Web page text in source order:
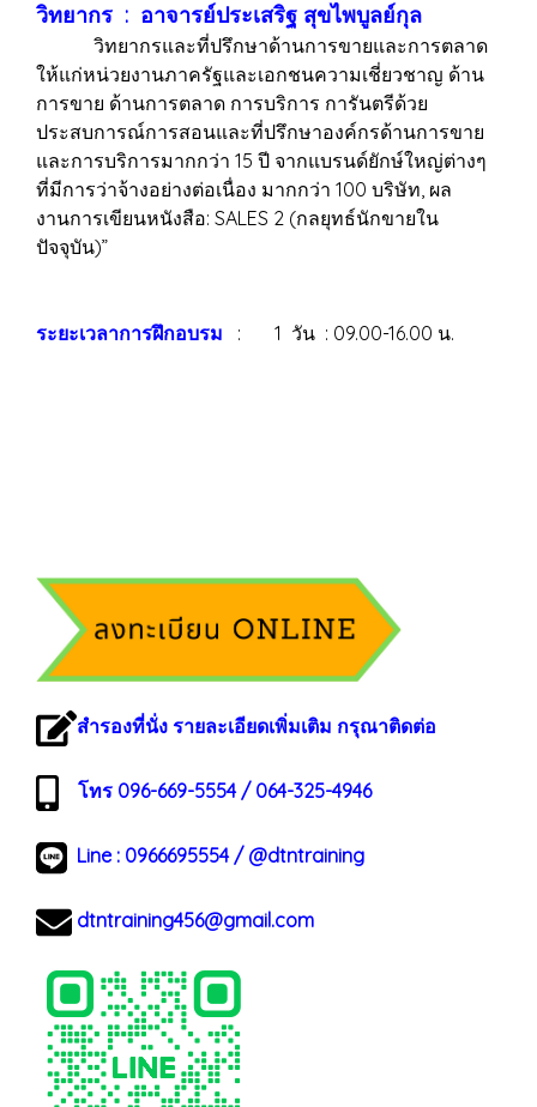
วิทยากร : อาจารย์ประเสริฐ สุขไพบูลย์กุล
วิทยากรและที่ปรึกษาด้านการขายและการตลาด
ให้แก่หน่วยงานภาครัฐและเอกชนความเชี่ยวชาญ ด้าน
การขาย ด้านการตลาด การบริการ การันตรีด้วย
ประสบการณ์การสอนและที่ปรึกษาองค์กรด้านการขาย
และการบริการมากกว่า 15 ปี จากแบรนด์ยักษ์ใหญ่ต่างๆ
ที่มีการว่าจ้างอย่างต่อเนื่อง มากกว่า 100 บริษัท, ผล
งานการเขียนหนังสือ: SALES 2 (กลยุทธ์นักขายใน
ปัจจุบัน)”
ระยะเวลาการฝึกอบรม : 1 วัน : 09.00-16.00 น.
สำรองที่นั่ง รายละเอียดเพิ่มเติม กรุณาติดต่อ
โทร 096-669-5554 / 064-325-4946
Line : 0966695554/ @dtntraining
dtntraining456@gmail.com